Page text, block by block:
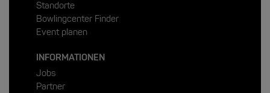
Standorte
Bowlingcenter Finder
Event planen
INFORMATIONEN
Jobs
Partner